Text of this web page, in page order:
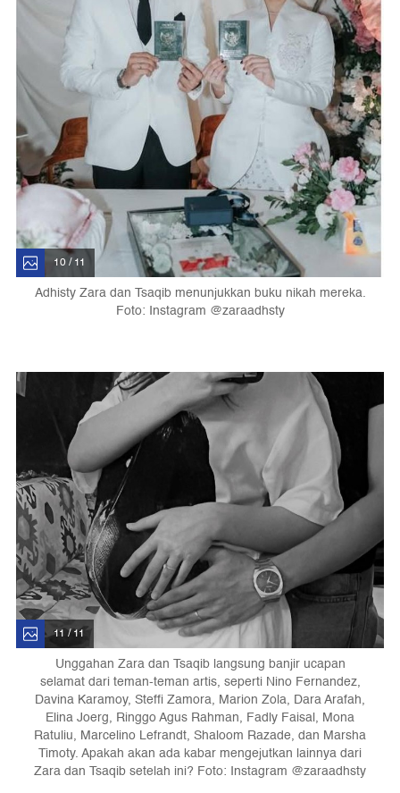
10 / 11
Adhisty Zara dan Tsaqib menunjukkan buku nikah mereka.
Foto: Instagram @zaraadhsty
11 / 11
Unggahan Zara dan Tsaqib langsung banjir ucapan
selamat dari teman-teman artis, seperti Nino Fernandez,
Davina Karamoy, Steffi Zamora, Marion Zola, Dara Arafah,
Elina Joerg, Ringgo Agus Rahman, Fadly Faisal, Mona
Ratuliu, Marcelino Lefrandt, Shaloom Razade, dan Marsha
Timoty. Apakah akan ada kabar mengejutkan lainnya dari
Zara dan Tsaqib setelah ini? Foto: Instagram @zaraadhsty